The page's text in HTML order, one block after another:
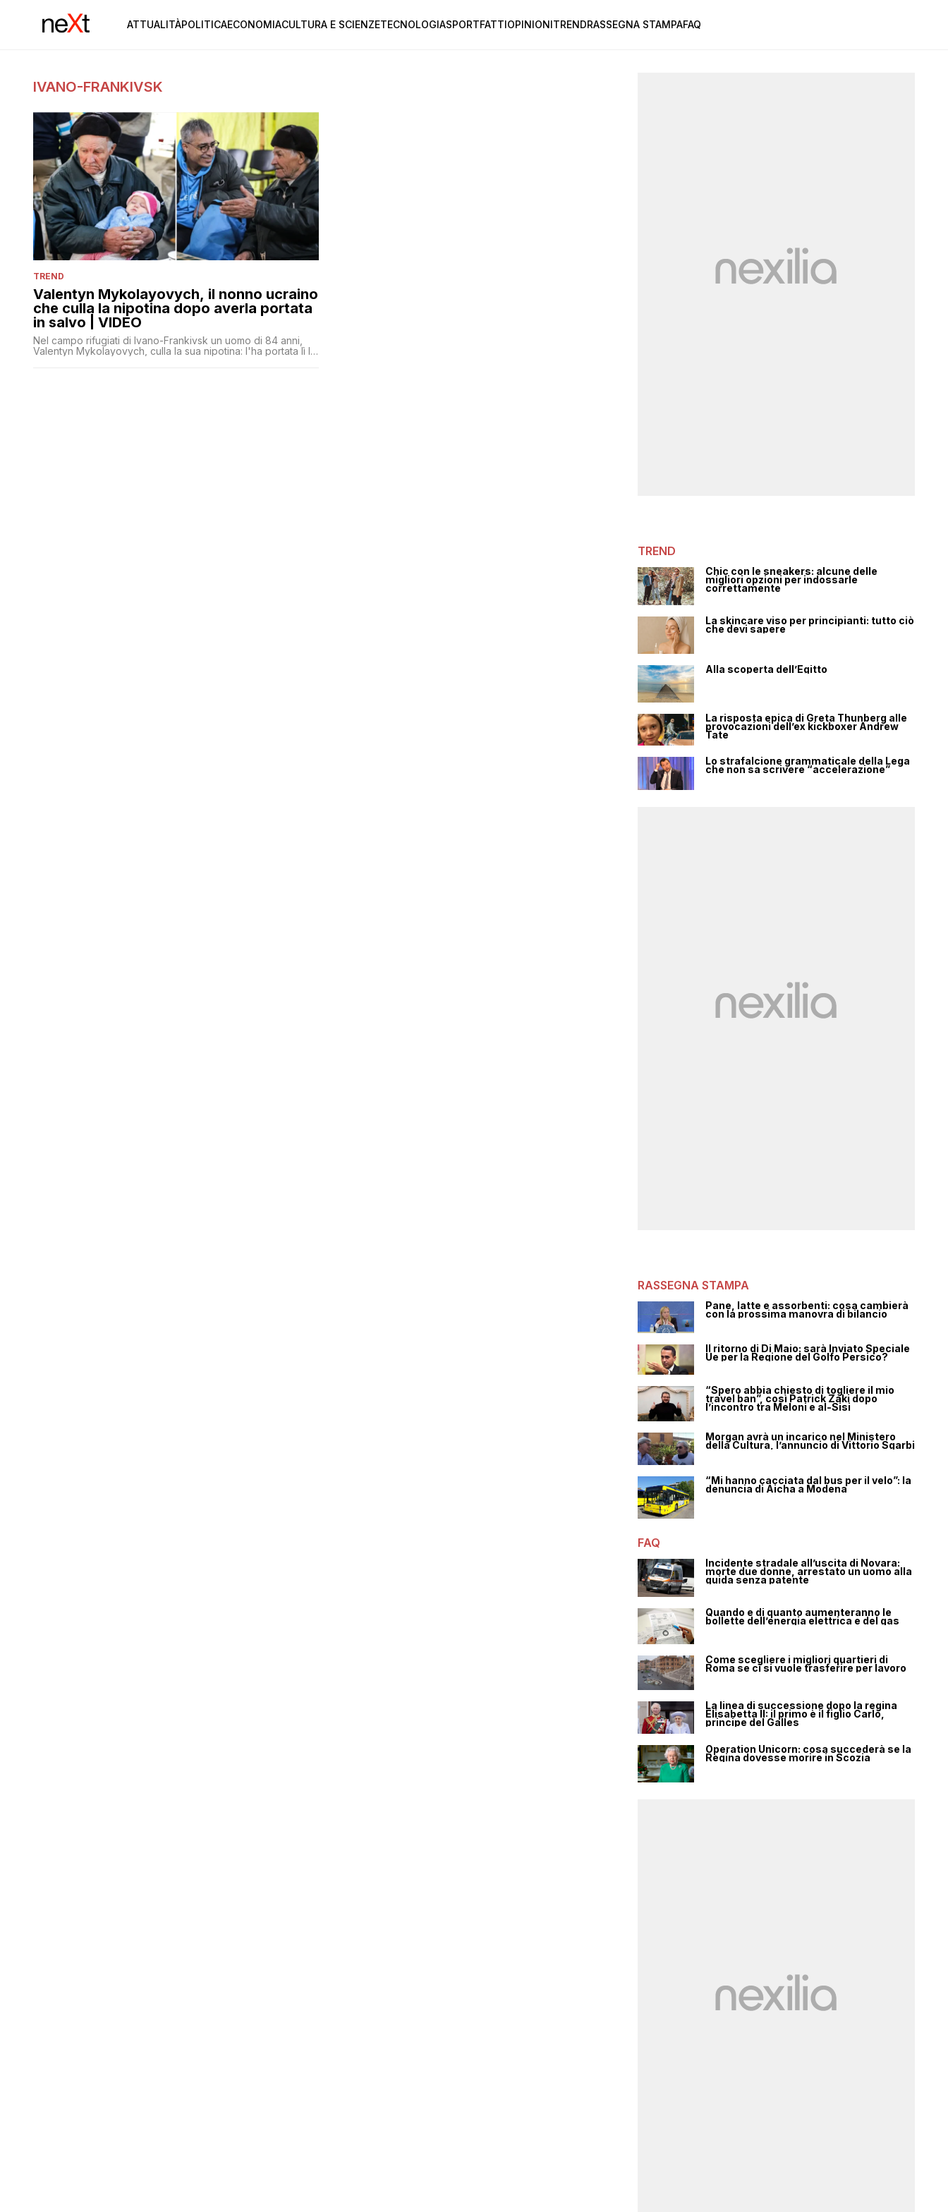
ATTUALITÀPOLITICAECONOMIACULTURA E SCIENZETECNOLOGIASPORTFATTIOPINIONITRENDRASSEGNA STAMPAFAQ
IVANO-FRANKIVSK
TREND
Valentyn Mykolayovych, il nonno ucraino
che culla la nipotina dopo averla portata
in salvo | VIDEO
Nel campo rifugiati di Ivano-Frankivsk un uomo di 84 anni,
Valentyn Mykolayovych, culla la sua nipotina: l'ha portata lì lui
TREND
Chic con le sneakers: alcune delle
migliori opzioni per indossarle
correttamente
La skincare viso per principianti: tutto ciò
che devi sapere
Alla scoperta dell’Egitto
La risposta epica di Greta Thunberg alle
provocazioni dell’ex kickboxer Andrew
Tate
Lo strafalcione grammaticale della Lega
che non sa scrivere “accelerazione”
RASSEGNA STAMPA
Pane, latte e assorbenti: cosa cambierà
con la prossima manovra di bilancio
Il ritorno di Di Maio: sarà Inviato Speciale
Ue per la Regione del Golfo Persico?
“Spero abbia chiesto di togliere il mio
travel ban”, così Patrick Zaki dopo
l’incontro tra Meloni e al-Sisi
Morgan avrà un incarico nel Ministero
della Cultura, l’annuncio di Vittorio Sgarbi
“Mi hanno cacciata dal bus per il velo”: la
denuncia di Aicha a Modena
FAQ
Incidente stradale all’uscita di Novara:
morte due donne, arrestato un uomo alla
guida senza patente
Quando e di quanto aumenteranno le
bollette dell’energia elettrica e del gas
Come scegliere i migliori quartieri di
Roma se ci si vuole trasferire per lavoro
La linea di successione dopo la regina
Elisabetta II: il primo è il figlio Carlo,
principe del Galles
Operation Unicorn: cosa succederà se la
Regina dovesse morire in Scozia